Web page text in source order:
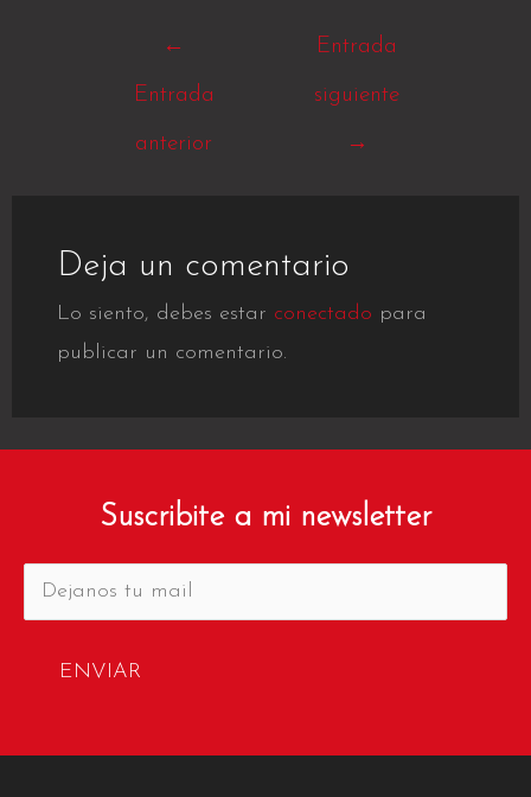
←
Entrada
anterior
Entrada
siguiente
→
Deja un comentario
Lo siento, debes estar conectado para
publicar un comentario.
Suscribite a mi newsletter
ENVIAR